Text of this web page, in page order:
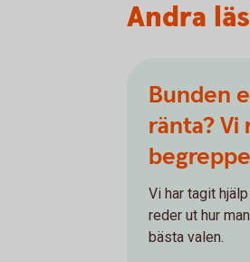
Andra
Bunden
ränta?
Vi har tagit
reder ut hur
bästa valen.